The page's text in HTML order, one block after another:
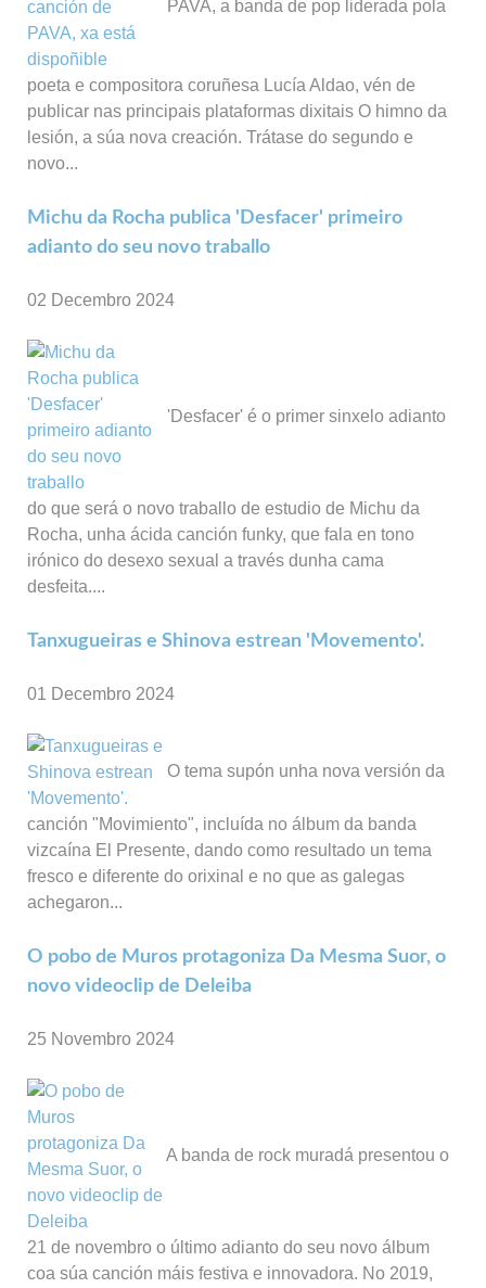
PAVA, a banda de pop liderada pola
poeta e compositora coruñesa Lucía Aldao, vén de
publicar nas principais plataformas dixitais O himno da
lesión, a súa nova creación. Trátase do segundo e
novo...
Michu da Rocha publica 'Desfacer' primeiro
adianto do seu novo traballo
02 Decembro 2024
'Desfacer' é o primer sinxelo adianto
do que será o novo traballo de estudio de Michu da
Rocha, unha ácida canción funky, que fala en tono
irónico do desexo sexual a través dunha cama
desfeita....
Tanxugueiras e Shinova estrean 'Movemento'.
01 Decembro 2024
O tema supón unha nova versión da
canción "Movimiento", incluída no álbum da banda
vizcaína El Presente, dando como resultado un tema
fresco e diferente do orixinal e no que as galegas
achegaron...
O pobo de Muros protagoniza Da Mesma Suor, o
novo videoclip de Deleiba
25 Novembro 2024
A banda de rock muradá presentou o
21 de novembro o último adianto do seu novo álbum
coa súa canción máis festiva e innovadora. No 2019,